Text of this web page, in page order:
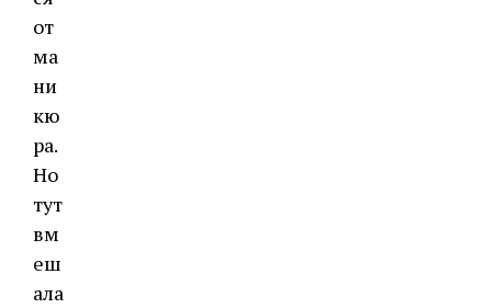
от
ма
ни
кю
ра.
Но
тут
вм
еш
ала